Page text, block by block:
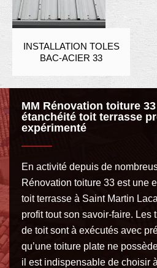
INSTALLATION TOLES
BAC-ACIER 33
MM Rénovation toiture
étanchéité toit terrasse
expérimenté
En activité depuis de
Rénovation toiture 33 est une
toit terrasse à Saint Martin
profit tout son savoir-faire. Les
de toit sont à exécutés avec
qu’une toiture plate ne
il est indispensable de choisir